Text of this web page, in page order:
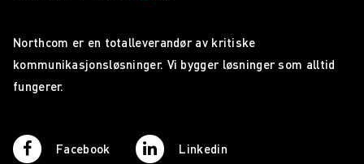
Northcom er en totalleverandør av kritiske
kommunikasjonsløsninger. Vi bygger løsninger som alltid
fungerer.
Facebook Linkedin